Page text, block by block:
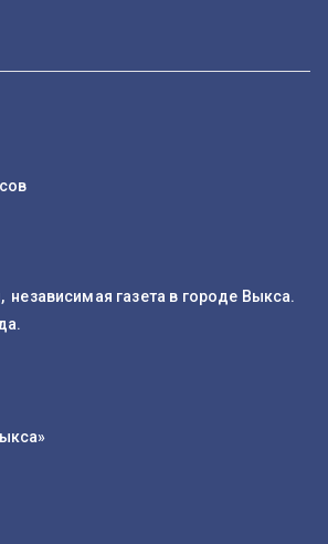
независимая газета в городе Выкса.